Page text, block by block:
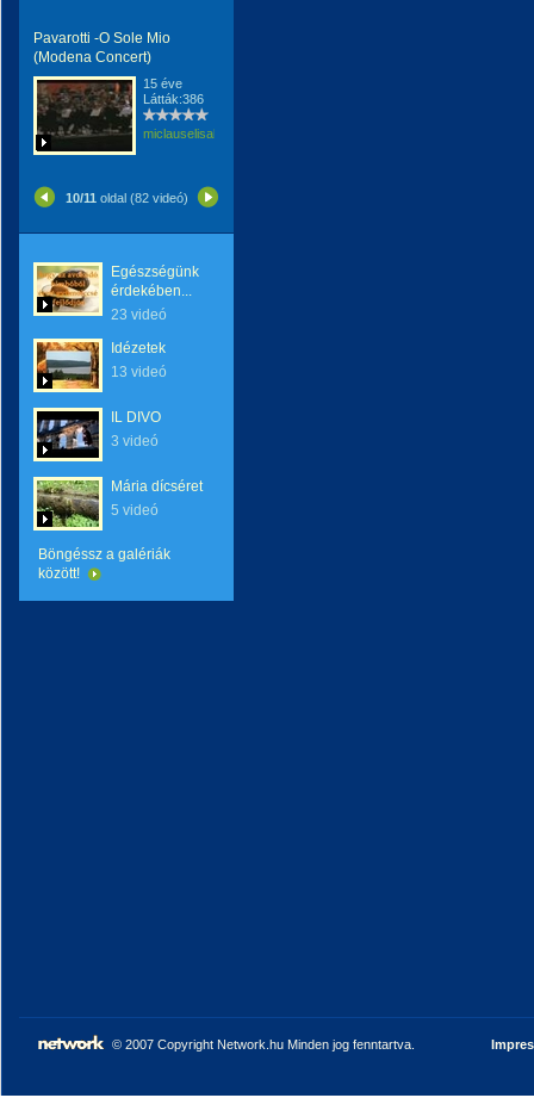
Pavarotti -O Sole Mio
(Modena Concert)
15 éve
Látták:386
miclauselisabeta
10/11 oldal (82 videó)
Egészségünk
érdekében...
23 videó
Idézetek
13 videó
IL DIVO
3 videó
Mária dícséret
5 videó
Böngéssz a galériák
között!
© 2007 Copyright Network.hu Minden jog fenntartva.